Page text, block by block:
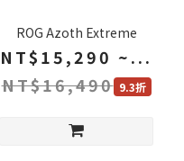
ROG Azoth Extreme
NT$15,290 ~...
NT$16,490 9.3折